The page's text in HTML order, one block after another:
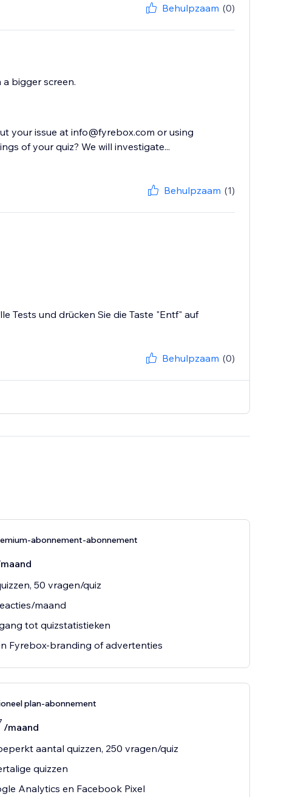
Behulpzaam (0)
bigger screen.
your issue at info@fyrebox.com or using
of your quiz? We will investigate...
Behulpzaam (1)
Tests und drücken Sie die Taste "Entf" auf
Behulpzaam (0)
abonnement-abonnement
50 vragen/quiz
maand
tot quizstatistieken
Fyrebox-branding of advertenties
plan-abonnement
/maand
aantal quizzen, 250 vragen/quiz
quizzen
Analytics en Facebook Pixel